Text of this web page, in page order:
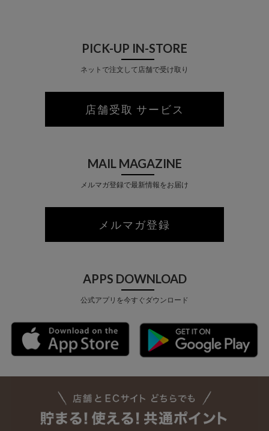
PICK-UP IN-STORE
ネットで注文して店舗で受け取り
店舗受取 サービス
MAIL MAGAZINE
メルマガ登録で最新情報をお届け
メルマガ登録
APPS DOWNLOAD
公式アプリを今すぐダウンロード